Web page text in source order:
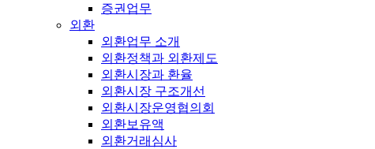
증권업무
외환
외환업무 소개
외환정책과 외환제도
외환시장과 환율
외환시장 구조개선
외환시장운영협의회
외환보유액
외환거래심사